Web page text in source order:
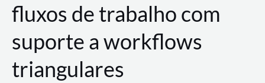
fluxos de trabalho com
suporte a workflows
triangulares